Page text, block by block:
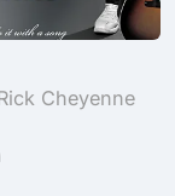
Cheyenne